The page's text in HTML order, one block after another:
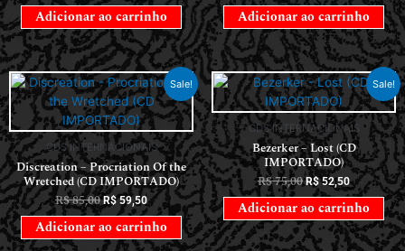
Adicionar ao carrinho Adicionar ao carrinho
Sale!
CDS INTERNACIONAIS
Discreation – Procriation Of the
Wretched (CD IMPORTADO)
R$85,00 R$59,50
Adicionar ao carrinho
Sale!
CDS INTERNACIONAIS
Bezerker – Lost (CD
IMPORTADO)
R$75,00 R$52,50
Adicionar ao carrinho